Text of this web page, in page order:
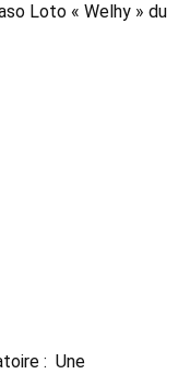
Loto « Welhy » du
: Une